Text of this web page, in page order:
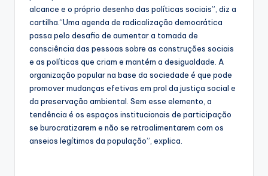
alcance e o próprio desenho das políticas sociais”, diz a
cartilha.“Uma agenda de radicalização democrática
passa pelo desafio de aumentar a tomada de
consciência das pessoas sobre as construções sociais
e as políticas que criam e mantém a desigualdade. A
organização popular na base da sociedade é que pode
promover mudanças efetivas em prol da justiça social e
da preservação ambiental. Sem esse elemento, a
tendência é os espaços institucionais de participação
se burocratizarem e não se retroalimentarem com os
anseios legítimos da população”, explica.